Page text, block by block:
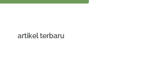
artikel terbaru